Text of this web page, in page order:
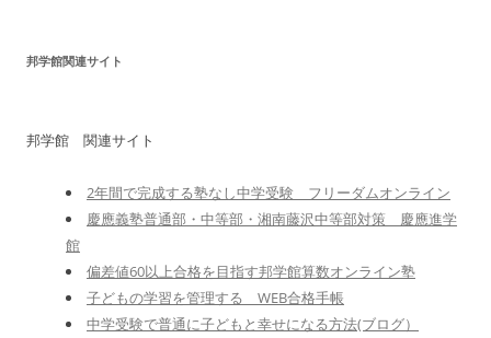
邦学館関連サイト
邦学館 関連サイト
2年間で完成する塾なし中学受験 フリーダムオンライン
慶應義塾普通部・中等部・湘南藤沢中等部対策 慶應進学
館
偏差値60以上合格を目指す邦学館算数オンライン塾
子どもの学習を管理する WEB合格手帳
中学受験で普通に子どもと幸せになる方法(ブログ）